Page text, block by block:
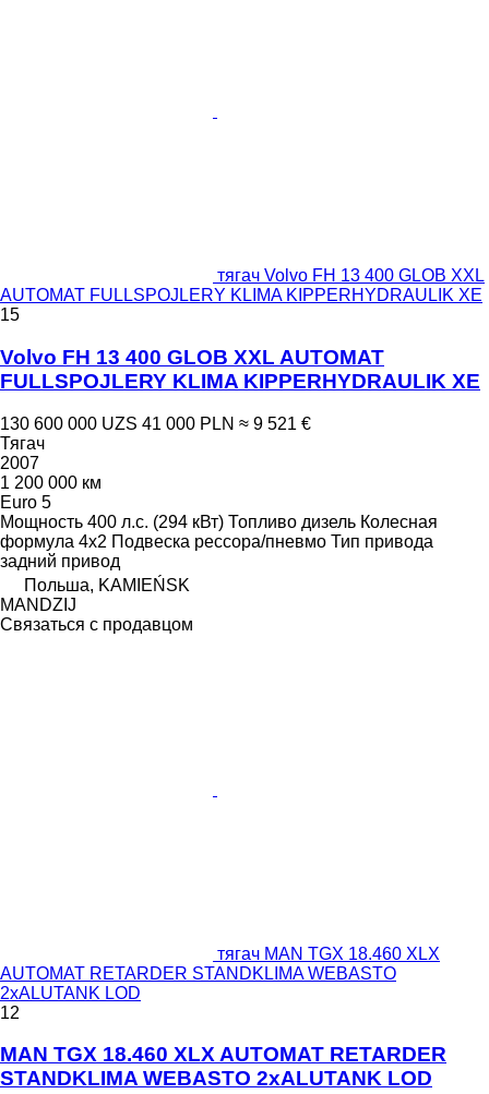
тягач Volvo FH 13 400 GLOB XXL
AUTOMAT FULLSPOJLERY KLIMA KIPPERHYDRAULIK XE
15
Volvo FH 13 400 GLOB XXL AUTOMAT
FULLSPOJLERY KLIMA KIPPERHYDRAULIK XE
130 600 000 UZS 41 000 PLN ≈ 9 521 €
Тягач
2007
1 200 000 км
Euro 5
Мощность 400 л.с. (294 кВт) Топливо дизель Колесная
формула 4x2 Подвеска рессора/пневмо Тип привода
задний привод
Польша, KAMIEŃSK
MANDZIJ
Связаться с продавцом
тягач MAN TGX 18.460 XLX
AUTOMAT RETARDER STANDKLIMA WEBASTO
2xALUTANK LOD
12
MAN TGX 18.460 XLX AUTOMAT RETARDER
STANDKLIMA WEBASTO 2xALUTANK LOD